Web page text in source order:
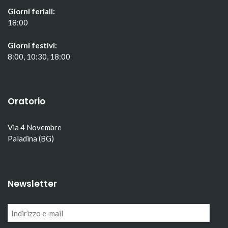
Giorni feriali:
18:00
Giorni festivi:
8:00, 10:30, 18:00
Oratorio
Via 4 Novembre
Paladina (BG)
Newsletter
Indirizzo
e-